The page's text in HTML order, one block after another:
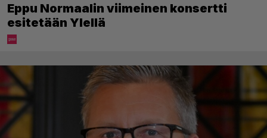
Eppu Normaalin viimeinen konsertti
esitetään Ylellä